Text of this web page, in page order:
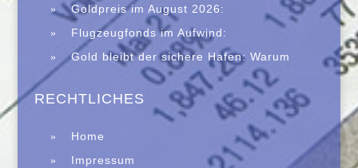
Goldpreis im August 2026:
Saisonalität spricht für eine Erholung –
Historische Daten machen Anlegern
Hoffnung
Flugzeugfonds im Aufwind:
Zweitmarkt trotzt Immobilienkrise
Gold bleibt der sichere Hafen: Warum
Edelmetalle in unsicheren Zeiten wieder
verstärkt gefragt sind
RECHTLICHES
Home
Impressum